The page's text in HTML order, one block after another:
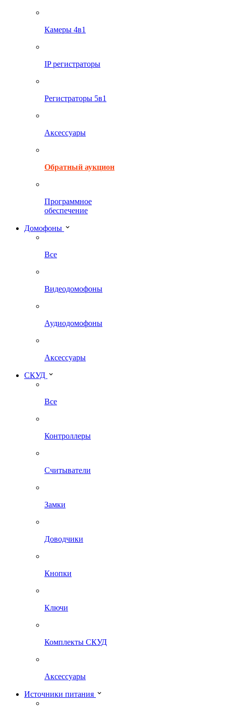
Камеры 4в1
IP регистраторы
Регистраторы 5в1
Аксессуары
Обратный аукцион
Программное
обеспечение
Домофоны
Все
Видеодомофоны
Аудиодомофоны
Аксессуары
СКУД
Все
Контроллеры
Считыватели
Замки
Доводчики
Кнопки
Ключи
Комплекты СКУД
Аксессуары
Источники питания